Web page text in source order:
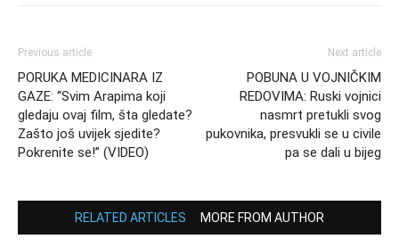
Previous article
PORUKA MEDICINARA IZ
GAZE: “Svim Arapima koji
gledaju ovaj film, šta gledate?
Zašto još uvijek sjedite?
Pokrenite se!” (VIDEO)
Next article
POBUNA U VOJNIČKIM
REDOVIMA: Ruski vojnici
nasmrt pretukli svog
pukovnika, presvukli se u civile
pa se dali u bijeg
RELATED ARTICLES MORE FROM AUTHOR